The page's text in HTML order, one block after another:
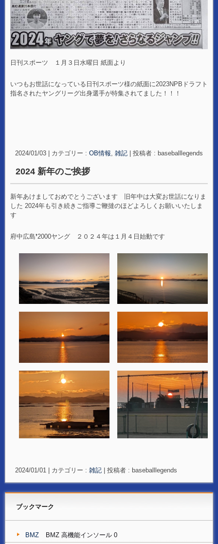
日刊スポーツ １月３日水曜日 紙面より
いつもお世話になっている日刊スポーツ様の紙面に2023NPBドラフト
指名されたヤングリーグ出身選手が特集されてました！！！
2024/01/03 カテゴリー : OB情報 雑記 投稿者 : baseballlegends
2024 新年のご挨拶
新年あけましておめでとうございます 旧年中は大変お世話になりま
した 2024年も引き続きご指導ご鞭撻のほどよろしくお願いいたしま
す
府中広島❜2000ヤング ２０２４年は１月４日始動です
2024/01/01 カテゴリー : 雑記 投稿者 : baseballlegends
ブックマーク
BMZ
BMZ 高機能インソール 0